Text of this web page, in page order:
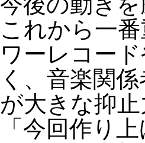
これから一
ワーレコー
く、音楽関
が大きな抑
「今回作り